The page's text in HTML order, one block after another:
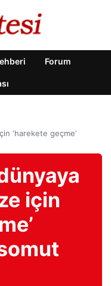
Forum
‘harekete geçme’
için